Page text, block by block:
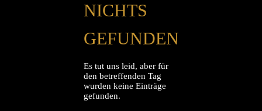
NICHTS
GEFUNDEN
Es tut uns leid, aber für
den betreffenden Tag
wurden keine Einträge
gefunden.